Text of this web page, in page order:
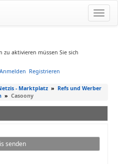
aktivieren müssen Sie sich
Anmelden Registrieren
- Marktplatz » Refs und Werber
» Casoony
senden